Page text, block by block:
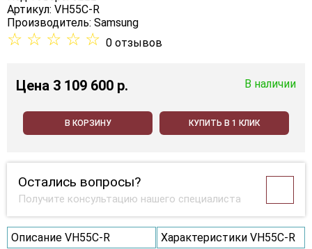
Артикул: VH55C-R
Производитель: Samsung
☆ ☆ ☆ ☆ ☆ 0 отзывов
Цена 3 109 600 p. В наличии
В КОРЗИНУ КУПИТЬ В 1 КЛИК
Остались вопросы?
Получите консультацию нашего специалиста
Описание VH55C-R
Характеристики VH55C-R